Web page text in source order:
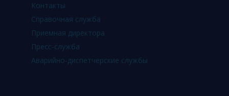
Контакты
Справочная служба
Приемная директора
Пресс-служба
Аварийно-диспетчерские службы